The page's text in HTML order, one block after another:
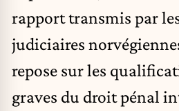
rapport transmis par
judiciaires
repose sur les
graves du droit pénal